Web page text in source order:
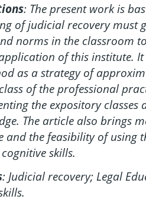
: The present work is
of judicial recovery must
norms in the classroom
of this institute. It
as a strategy of
of the professional
the expository
The article also brings
and the feasibility of using
skills.
: Judicial recovery; Legal